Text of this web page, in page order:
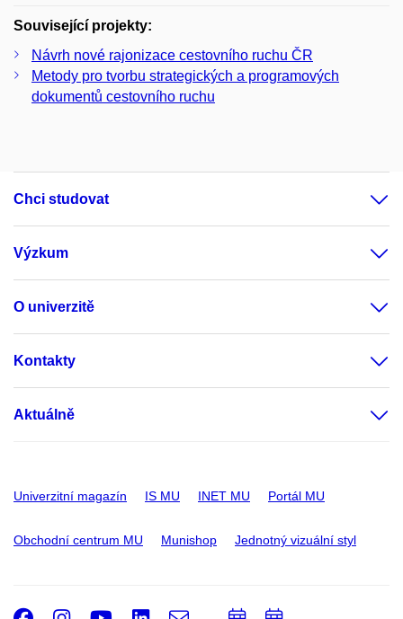
Související projekty:
Návrh nové rajonizace cestovního ruchu ČR
Metody pro tvorbu strategických a programových
dokumentů cestovního ruchu
Chci studovat
Výzkum
O univerzitě
Kontakty
Aktuálně
Univerzitní magazín IS MU INET MU Portál MU
Obchodní centrum MU Munishop Jednotný vizuální styl